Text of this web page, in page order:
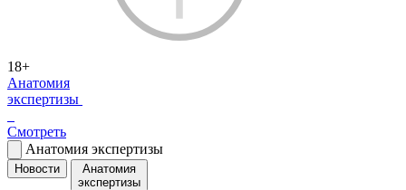
18+
Анатомия
экспертизы
Смотреть
Анатомия экспертизы
Новости
Анатомия
экспертизы